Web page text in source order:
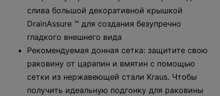
слива большой декоративной крышкой
DrainAssure ™ для создания безупречно
гладкого внешнего вида
Рекомендуемая донная сетка: защитите свою
раковину от царапин и вмятин с помощью
сетки из нержавеющей стали Kraus. Чтобы
получить идеальную подгонку для раковины